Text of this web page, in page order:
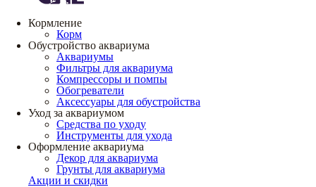
Кормление
Корм
Обустройство аквариума
Аквариумы
Фильтры для аквариума
Компрессоры и помпы
Обогреватели
Аксессуары для обустройства
Уход за аквариумом
Средства по уходу
Инструменты для ухода
Оформление аквариума
Декор для аквариума
Грунты для аквариума
Акции и скидки